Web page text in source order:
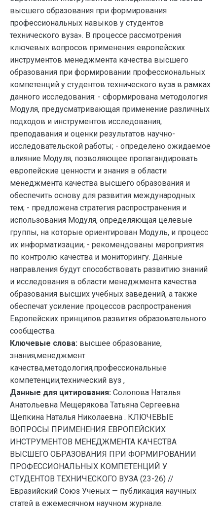
высшего образования при формирования
профессиональных навыков у студентов
технического вуза». В процессе рассмотрения
ключевых вопросов применения европейских
инструментов менеджмента качества высшего
образования при формировании профессиональных
компетенций у студентов технического вуза в рамках
данного исследования: - сформирована методология
Модуля, предусматривающая применение различных
подходов и инструментов исследования,
преподавания и оценки результатов научно-
исследовательской работы; - определено ожидаемое
влияние Модуля, позволяющее пропагандировать
европейские ценности и знания в области
менеджмента качества высшего образования и
обеспечить основу для развития международных
тем; - предложена стратегия распространения и
использования Модуля, определяющая целевые
группы, на которые ориентирован Модуль, и процесс
их информатизации; - рекомендованы мероприятия
по контролю качества и мониторингу. Данные
направления будут способствовать развитию знаний
и исследования в области менеджмента качества
образования высших учебных заведений, а также
обеспечат усиление процессов распространения
Европейских принципов развития образовательного
сообщества.
Ключевые слова: высшее образование,
знания,менеджмент
качества,методология,профессиональные
компетенции,технический вуз ,
Данные для цитирования: Солопова Наталья
Анатольевна Мещерякова Татьяна Сергеевна
Щепкина Наталья Николаевна . КЛЮЧЕВЫЕ
ВОПРОСЫ ПРИМЕНЕНИЯ ЕВРОПЕЙСКИХ
ИНСТРУМЕНТОВ МЕНЕДЖМЕНТА КАЧЕСТВА
ВЫСШЕГО ОБРАЗОВАНИЯ ПРИ ФОРМИРОВАНИИ
ПРОФЕССИОНАЛЬНЫХ КОМПЕТЕНЦИЙ У
СТУДЕНТОВ ТЕХНИЧЕСКОГО ВУЗА (23-26) //
Евразийский Союз Ученых — публикация научных
статей в ежемесячном научном журнале.